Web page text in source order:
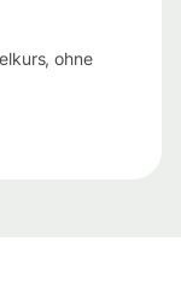
ohne